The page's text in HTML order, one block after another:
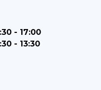
- 17:00
- 13:30